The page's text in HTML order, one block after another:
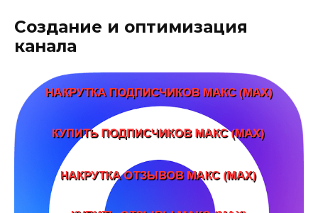
Создание и оптимизация
канала